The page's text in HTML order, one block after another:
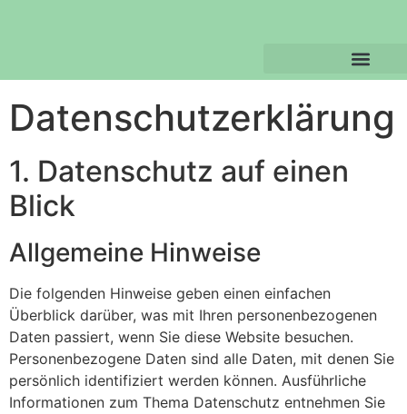
Datenschutz­erklärung
1. Datenschutz auf einen
Blick
Allgemeine Hinweise
Die folgenden Hinweise geben einen einfachen
Überblick darüber, was mit Ihren personenbezogenen
Daten passiert, wenn Sie diese Website besuchen.
Personenbezogene Daten sind alle Daten, mit denen Sie
persönlich identifiziert werden können. Ausführliche
Informationen zum Thema Datenschutz entnehmen Sie